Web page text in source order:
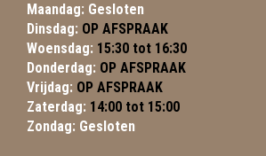
Maandag: Gesloten
Dinsdag: OP AFSPRAAK
Woensdag: 15:30 tot 16:30
Donderdag: OP AFSPRAAK
Vrijdag: OP AFSPRAAK
Zaterdag: 14:00 tot 15:00
Zondag: Gesloten